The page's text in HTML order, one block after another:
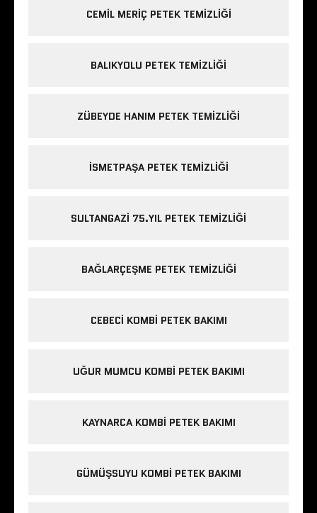
CEMIL MERIÇ PETEK TEMIZLIĞI
BALIKYOLU PETEK TEMIZLIĞI
ZÜBEYDE HANIM PETEK TEMIZLIĞI
ISMETPAŞA PETEK TEMIZLIĞI
SULTANGAZI 75.YIL PETEK TEMIZLIĞI
BAĞLARÇEŞME PETEK TEMIZLIĞI
CEBECI KOMBI PETEK BAKIMI
UĞUR MUMCU KOMBI PETEK BAKIMI
KAYNARCA KOMBI PETEK BAKIMI
GÜMÜŞSUYU KOMBI PETEK BAKIMI